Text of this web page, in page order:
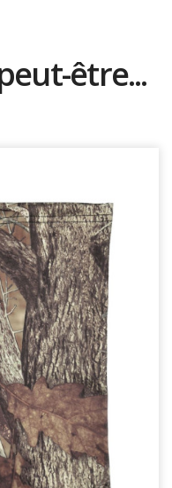
être...